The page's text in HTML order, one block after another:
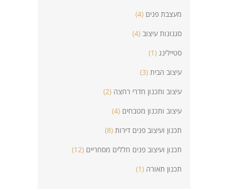
מעצבת פנים (4)
סגנונות עיצוב (4)
סטיילינג (1)
עיצוב הבית (3)
עיצוב ותכנון חדרי רחצה (2)
עיצוב ותכנון מטבחים (4)
תכנון ועיצוב פנים דירות (8)
תכנון ועיצוב פנים חללים מסחריים (12)
תכנון תאורה (1)